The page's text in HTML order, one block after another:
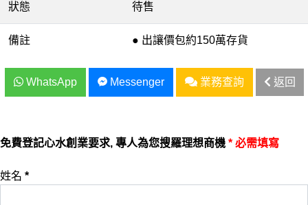
狀態 待售
備註 ● 出讓價包約150萬存貨
WhatsApp Messenger 業務查詢 返回
免費登記心水創業要求, 專人為您搜羅理想商機 * 必需填寫
姓名 *